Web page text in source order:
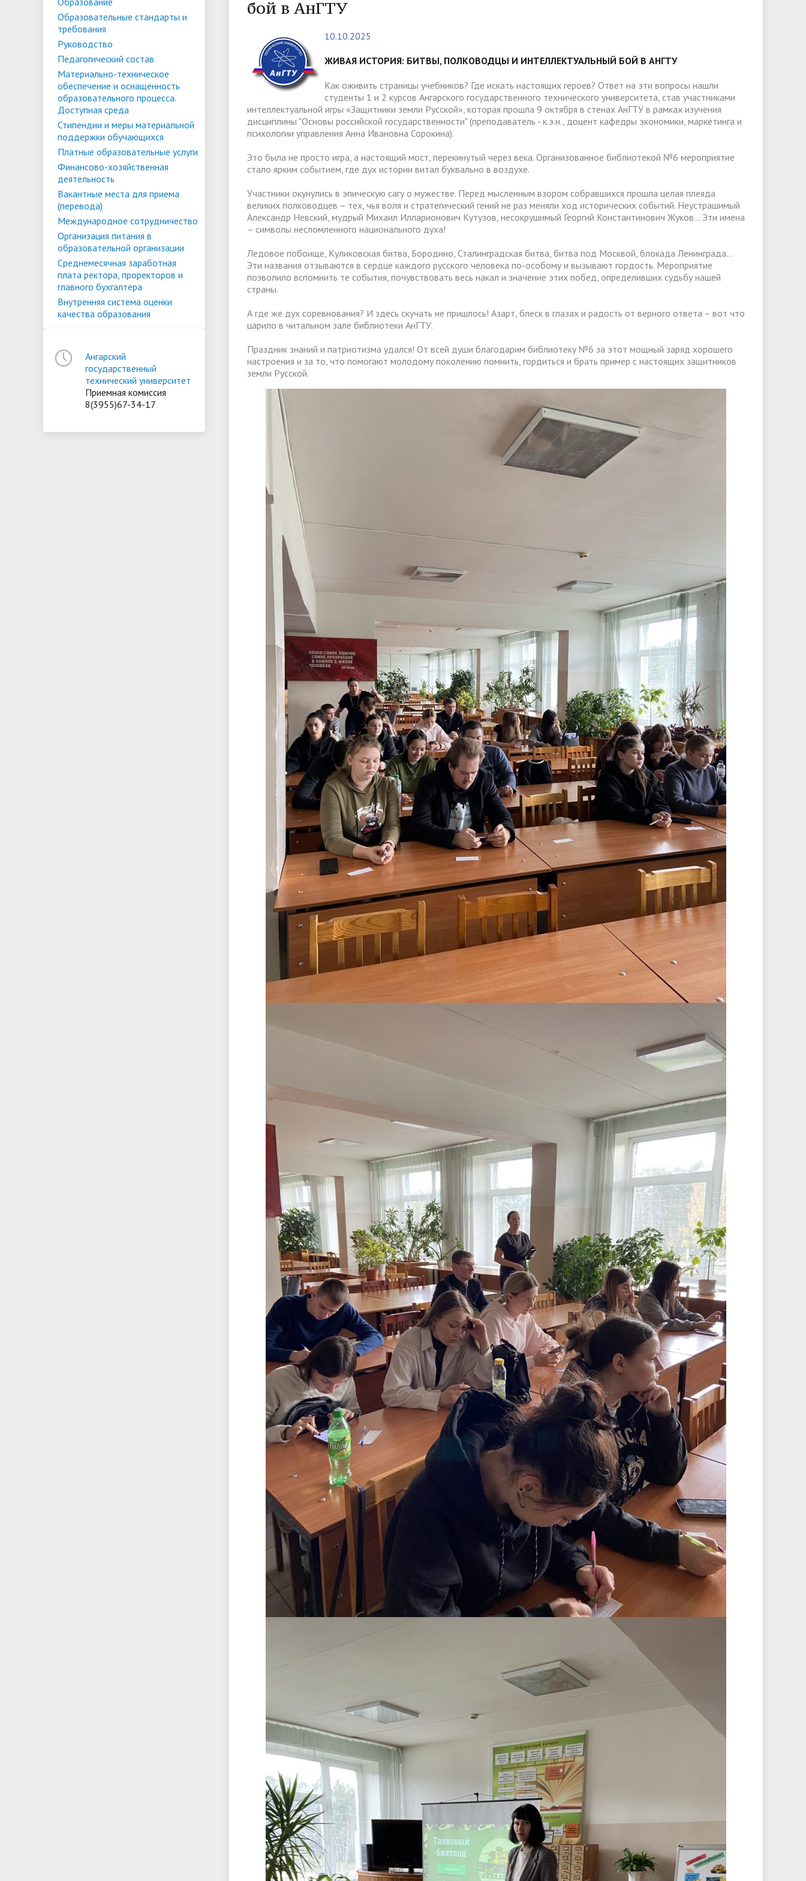
Материально-техническое
обеспечение и оснащенность
образовательного процесса.
Доступная среда
поддержки обучающихся
Вакантные места для приема
(перевода)
Международное сотрудничество
Организация питания в
образовательной организации
Среднемесячная заработная плата
ректора, проректоров и главного
бухгалтера
Внутренняя система оценки
качества образования
Конкурсы и вакансии
трудоустройству
Проекты, гранты и конкурсы
Меры противодействия коррупции Воспитательная работа
Международное сотрудничество
Условия обучения инвалидов и лиц
с ОВЗ
Обращения граждан и организаций
в форме электронного документа в
ФГБОУ ВО "АнГТУ"
Общежитие
Информационная поддержка
сотрудников и обучающихся по
вопросам коронавирусной
дистанционного обучения
Патриотический клуб ФГБОУ ВО
«АнГТУ»
Конкурсные списки
Особенности приема по отдельной
Белгородской, Курской и Брянской
областей
Запорожской области и
Херсонской области
Списки зачисленных
"Студенческое" разрешение на
временное проживание для
иностранцев
Для поступающих на целевое
обучение
Дополнительный прием
Образовательные стандарты и
требования
Руководство
Педагогический состав
Материально-техническое
обеспечение и оснащенность
образовательного процесса.
Доступная среда
Стипендии и меры материальной
поддержки обучающихся
Платные образовательные услуги
Финансово-хозяйственная
деятельность
Вакантные места для приема
(перевода)
Международное сотрудничество
Организация питания в
образовательной организации
Среднемесячная заработная
плата ректора, проректоров и
главного бухгалтера
Внутренняя система оценки
качества образования
Ангарский
государственный
технический университет
Приемная комиссия
8(3955)67-34-17
бой в АнГТУ
10.10.2025
ЖИВАЯ ИСТОРИЯ: БИТВЫ, ПОЛКОВОДЦЫ И ИНТЕЛЛЕКТУАЛЬНЫЙ БОЙ В АНГТУ
Как оживить страницы учебников? Где искать настоящих героев? Ответ на эти вопросы нашли
студенты 1 и 2 курсов Ангарского государственного технического университета, став участниками
интеллектуальной игры «Защитники земли Русской», которая прошла 9 октября в стенах АнГТУ в рамках изучения
дисциплины "Основы российской государственности" (преподаватель - к.э.н., доцент кафедры экономики, маркетинга и
психологии управления Анна Ивановна Сорокина).
Это была не просто игра, а настоящий мост, перекинутый через века. Организованное библиотекой №6 мероприятие
стало ярким событием, где дух истории витал буквально в воздухе.
Участники окунулись в эпическую сагу о мужестве. Перед мысленным взором собравшихся прошла целая плеяда
великих полководцев – тех, чья воля и стратегический гений не раз меняли ход исторических событий. Неустрашимый
Александр Невский, мудрый Михаил Илларионович Кутузов, несокрушимый Георгий Константинович Жуков… Эти имена
– символы несломленного национального духа!
Ледовое побоище, Куликовская битва, Бородино, Сталинградская битва, битва под Москвой, блокада Ленинграда…
Эти названия отзываются в сердце каждого русского человека по-особому и вызывают гордость. Мероприятие
позволило вспомнить те события, почувствовать весь накал и значение этих побед, определивших судьбу нашей
страны.
А где же дух соревнования? И здесь скучать не пришлось! Азарт, блеск в глазах и радость от верного ответа – вот что
царило в читальном зале библиотеки АнГТУ.
Праздник знаний и патриотизма удался! От всей души благодарим библиотеку №6 за этот мощный заряд хорошего
настроения и за то, что помогают молодому поколению помнить, гордиться и брать пример с настоящих защитников
земли Русской.